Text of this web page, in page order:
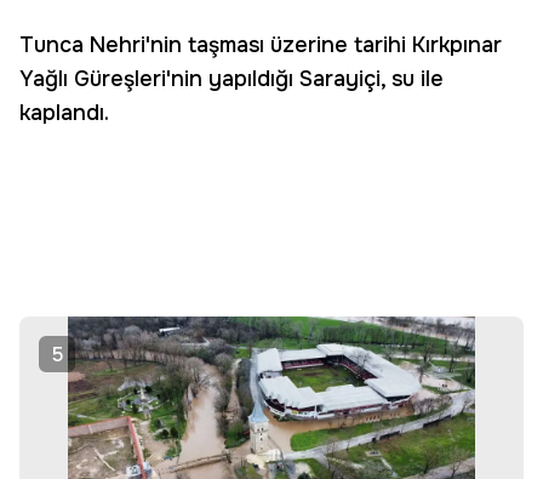
Tunca Nehri'nin taşması üzerine tarihi Kırkpınar
Yağlı Güreşleri'nin yapıldığı Sarayiçi, su ile
kaplandı.
5